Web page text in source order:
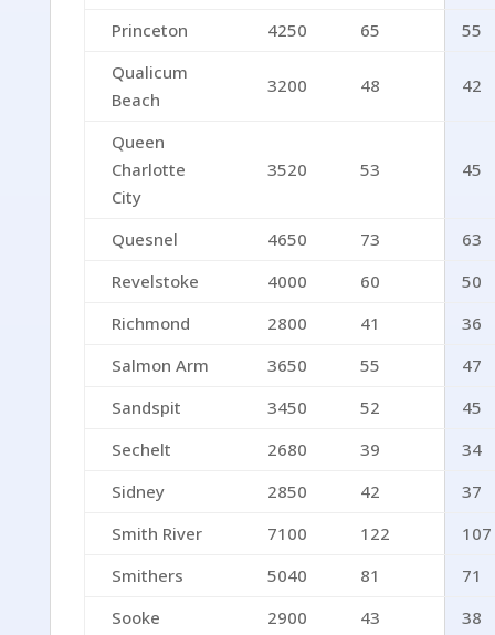
Princeton 4250 65
55
Qualicum
Beach
3200 48 42
Queen
Charlotte
City
3520 53 45
Quesnel 4650 73
63
Revelstoke
4000 60
50
Richmond
2800 41
36
Salmon Arm
3650 55
47
Sandspit
3450 52
45
Sechelt
2680 39
34
Sidney
2850 42
37
Smith River
7100 122
107
Smithers
5040 81
71
Sooke
2900 43
38